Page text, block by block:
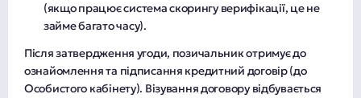
(якщо працює система скорингу верифікації, це не
займе багато часу).
Після затвердження угоди, позичальник отримує до
ознайомлення та підписання кредитний договір (до
Особистого кабінету). Візування договору відбувається